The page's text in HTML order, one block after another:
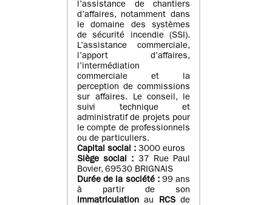
l’assistance de chantiers
d’affaires, notamment dans
le domaine des systèmes
de sécurité incendie (SSI).
L’assistance commerciale,
l’apport d’affaires,
l’intermédiation
commerciale et la
perception de commissions
sur affaires. Le conseil, le
suivi technique et
administratif de projets pour
le compte de professionnels
ou de particuliers.
Capital social : 3000 euros
Siège social : 37 Rue Paul
Bovier, 69530 BRIGNAIS
Durée de la société : 99 ans
à partir de son
immatriculation au RCSde